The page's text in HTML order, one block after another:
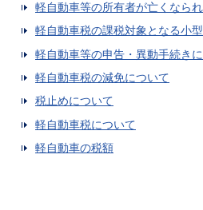
軽自動車等の所有者が亡くなら
軽自動車税の課税対象となる小
軽自動車等の申告・異動手続き
軽自動車税の減免について
税止めについて
軽自動車税について
軽自動車の税額